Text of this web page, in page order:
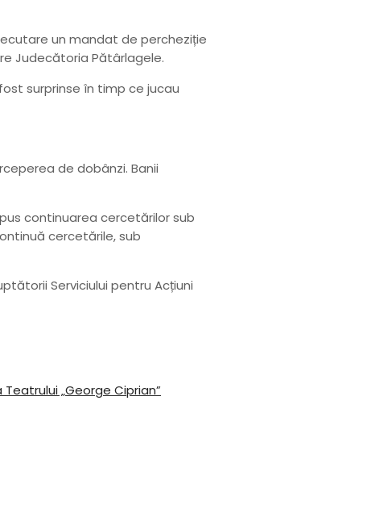
un mandat de percheziție
Judecătoria Pătârlagele.
surprinse în timp ce jucau
de dobânzi. Banii
continuarea cercetărilor sub
cercetările, sub
Serviciului pentru Acțiuni
„George Ciprian”